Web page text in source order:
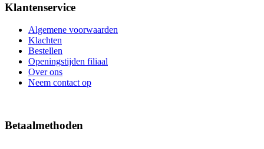
Klantenservice
Algemene voorwaarden
Klachten
Bestellen
Openingstijden filiaal
Over ons
Neem contact op
Betaalmethoden